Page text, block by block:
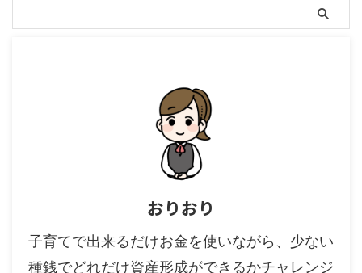
おりおり
子育てで出来るだけお金を使いながら、少ない
種銭でどれだけ資産形成ができるかチャレンジ